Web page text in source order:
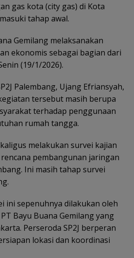
gas kota (city gas) di Kota
tahap awal.
Gemilang melaksanakan
ekonomis sebagai bagian dari
(19/1/2026).
Palembang, Ujang Efriansyah,
tersebut masih berupa
terhadap penggunaan
rumah tangga.
melakukan survei kajian
pembangunan jaringan
Ini masih tahap survei
ini sepenuhnya dilakukan oleh
Bayu Buana Gemilang yang
Perseroda SP2J berperan
lokasi dan koordinasi